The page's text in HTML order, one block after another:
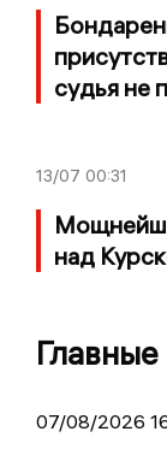
судья не
13/07 00:31
над
07/08/2026